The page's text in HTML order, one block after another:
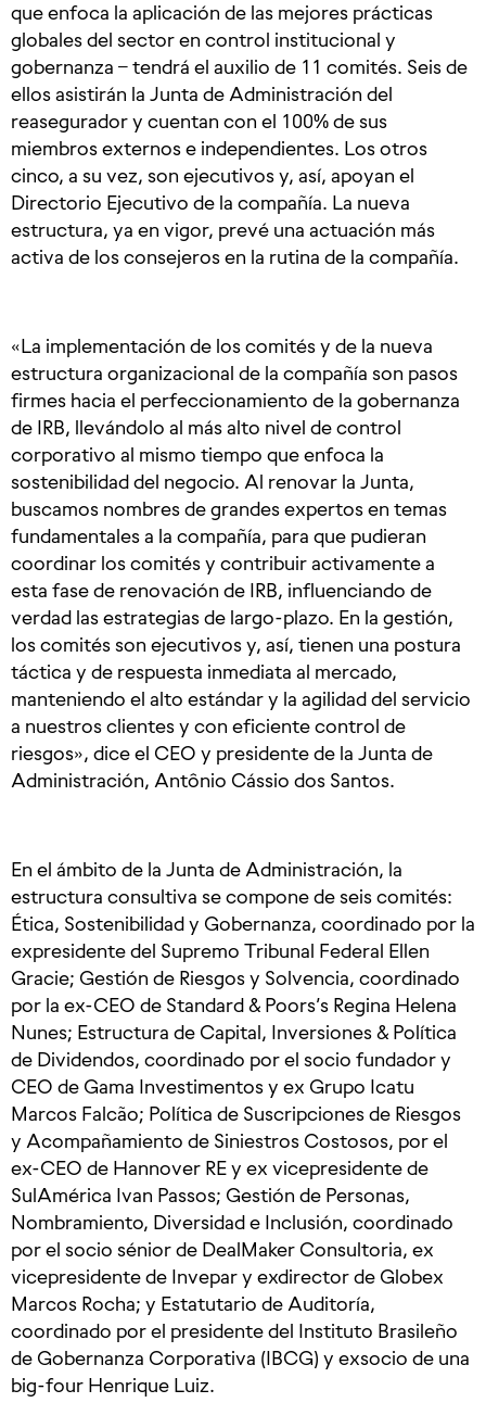
que enfoca la aplicación de las mejores prácticas
globales del sector en control institucional y
gobernanza – tendrá el auxilio de 11 comités. Seis de
ellos asistirán la Junta de Administración del
reasegurador y cuentan con el 100% de sus
miembros externos e independientes. Los otros
cinco, a su vez, son ejecutivos y, así, apoyan el
Directorio Ejecutivo de la compañía. La nueva
estructura, ya en vigor, prevé una actuación más
activa de los consejeros en la rutina de la compañía.
«La implementación de los comités y de la nueva
estructura organizacional de la compañía son pasos
firmes hacia el perfeccionamiento de la gobernanza
de IRB, llevándolo al más alto nivel de control
corporativo al mismo tiempo que enfoca la
sostenibilidad del negocio. Al renovar la Junta,
buscamos nombres de grandes expertos en temas
fundamentales a la compañía, para que pudieran
coordinar los comités y contribuir activamente a
esta fase de renovación de IRB, influenciando de
verdad las estrategias de largo-plazo. En la gestión,
los comités son ejecutivos y, así, tienen una postura
táctica y de respuesta inmediata al mercado,
manteniendo el alto estándar y la agilidad del servicio
a nuestros clientes y con eficiente control de
riesgos», dice el CEO y presidente de la Junta de
Administración, Antônio Cássio dos Santos.
En el ámbito de la Junta de Administración, la
estructura consultiva se compone de seis comités:
Ética, Sostenibilidad y Gobernanza, coordinado por la
expresidente del Supremo Tribunal Federal Ellen
Gracie; Gestión de Riesgos y Solvencia, coordinado
por la ex-CEO de Standard & Poors’s Regina Helena
Nunes; Estructura de Capital, Inversiones & Política
de Dividendos, coordinado por el socio fundador y
CEO de Gama Investimentos y ex Grupo Icatu
Marcos Falcão; Política de Suscripciones de Riesgos
y Acompañamiento de Siniestros Costosos, por el
ex-CEO de Hannover RE y ex vicepresidente de
SulAmérica Ivan Passos; Gestión de Personas,
Nombramiento, Diversidad e Inclusión, coordinado
por el socio sénior de DealMaker Consultoria, ex
vicepresidente de Invepar y exdirector de Globex
Marcos Rocha; y Estatutario de Auditoría,
coordinado por el presidente del Instituto Brasileño
de Gobernanza Corporativa (IBCG) y exsocio de una
big-four Henrique Luiz.